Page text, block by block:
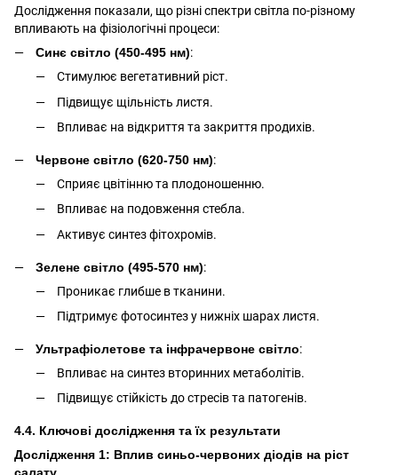
Дослідження показали, що різні спектри світла по-різному
впливають на фізіологічні процеси:
Синє світло (450-495 нм):
Стимулює вегетативний ріст.
Підвищує щільність листя.
Впливає на відкриття та закриття продихів.
Червоне світло (620-750 нм):
Сприяє цвітінню та плодоношенню.
Впливає на подовження стебла.
Активує синтез фітохромів.
Зелене світло (495-570 нм):
Проникає глибше в тканини.
Підтримує фотосинтез у нижніх шарах листя.
Ультрафіолетове та інфрачервоне світло:
Впливає на синтез вторинних метаболітів.
Підвищує стійкість до стресів та патогенів.
4.4. Ключові дослідження та їх результати
Дослідження 1: Вплив синьо-червоних діодів на ріст